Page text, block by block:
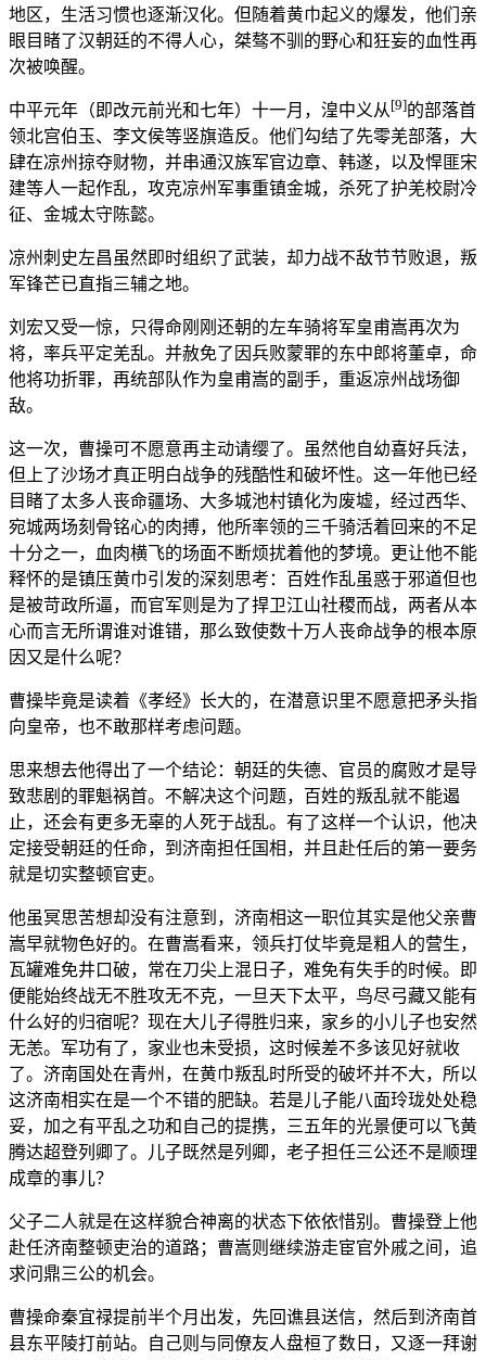
地区，生活习惯也逐渐汉化。但随着黄巾起义的爆发，他们亲
眼目睹了汉朝廷的不得人心，桀骜不驯的野心和狂妄的血性再
次被唤醒。
中平元年（即改元前光和七年）十一月，湟中义从[9]的部落首
领北宫伯玉、李文侯等竖旗造反。他们勾结了先零羌部落，大
肆在凉州掠夺财物，并串通汉族军官边章、韩遂，以及悍匪宋
建等人一起作乱，攻克凉州军事重镇金城，杀死了护羌校尉冷
征、金城太守陈懿。
凉州刺史左昌虽然即时组织了武装，却力战不敌节节败退，叛
军锋芒已直指三辅之地。
刘宏又受一惊，只得命刚刚还朝的左车骑将军皇甫嵩再次为
将，率兵平定羌乱。并赦免了因兵败蒙罪的东中郎将董卓，命
他将功折罪，再统部队作为皇甫嵩的副手，重返凉州战场御
敌。
这一次，曹操可不愿意再主动请缨了。虽然他自幼喜好兵法，
但上了沙场才真正明白战争的残酷性和破坏性。这一年他已经
目睹了太多人丧命疆场、大多城池村镇化为废墟，经过西华、
宛城两场刻骨铭心的肉搏，他所率领的三千骑活着回来的不足
十分之一，血肉横飞的场面不断烦扰着他的梦境。更让他不能
释怀的是镇压黄巾引发的深刻思考：百姓作乱虽惑于邪道但也
是被苛政所逼，而官军则是为了捍卫江山社稷而战，两者从本
心而言无所谓谁对谁错，那么致使数十万人丧命战争的根本原
因又是什么呢？
曹操毕竟是读着《孝经》长大的，在潜意识里不愿意把矛头指
向皇帝，也不敢那样考虑问题。
思来想去他得出了一个结论：朝廷的失德、官员的腐败才是导
致悲剧的罪魁祸首。不解决这个问题，百姓的叛乱就不能遏
止，还会有更多无辜的人死于战乱。有了这样一个认识，他决
定接受朝廷的任命，到济南担任国相，并且赴任后的第一要务
就是切实整顿官吏。
他虽冥思苦想却没有注意到，济南相这一职位其实是他父亲曹
嵩早就物色好的。在曹嵩看来，领兵打仗毕竟是粗人的营生，
瓦罐难免井口破，常在刀尖上混日子，难免有失手的时候。即
便能始终战无不胜攻无不克，一旦天下太平，鸟尽弓藏又能有
什么好的归宿呢？现在大儿子得胜归来，家乡的小儿子也安然
无恙。军功有了，家业也未受损，这时候差不多该见好就收
了。济南国处在青州，在黄巾叛乱时所受的破坏并不大，所以
这济南相实在是一个不错的肥缺。若是儿子能八面玲珑处处稳
妥，加之有平乱之功和自己的提携，三五年的光景便可以飞黄
腾达超登列卿了。儿子既然是列卿，老子担任三公还不是顺理
成章的事儿？
父子二人就是在这样貌合神离的状态下依依惜别。曹操登上他
赴任济南整顿吏治的道路；曹嵩则继续游走宦官外戚之间，追
求问鼎三公的机会。
曹操命秦宜禄提前半个月出发，先回谯县送信，然后到济南首
县东平陵打前站。自己则与同僚友人盘桓了数日，又逐一拜谢